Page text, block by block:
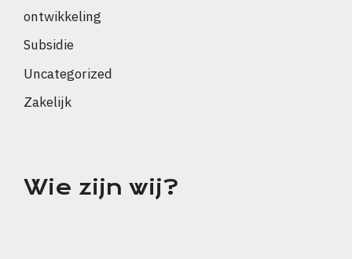
ontwikkeling
Subsidie
Uncategorized
Zakelijk
Wie zijn wij?